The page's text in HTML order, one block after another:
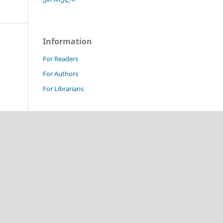
Information
For Readers
For Authors
For Librarians